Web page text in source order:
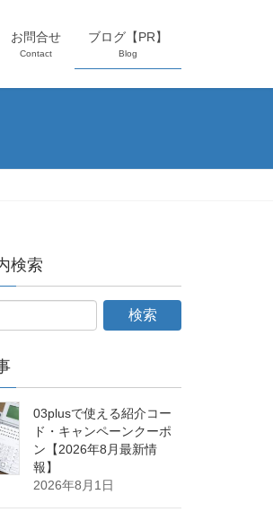
お問合せ
Contact
ブログ【PR】
Blog
検索
03plusで使える紹介コー
ド・キャンペーンクーポ
ン【2026年8月最新情
報】
2026年8月1日